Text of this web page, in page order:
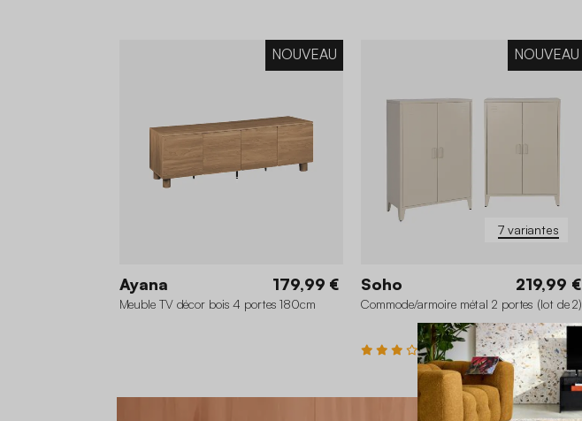
NOUVEAU
Ayana 179,99 €
Meuble TV décor bois 4 portes 180cm
7 variantes
NOUVEAU
Soho 219,99 €
Commode/armoire métal 2 portes (lot de 2)
3 (1)